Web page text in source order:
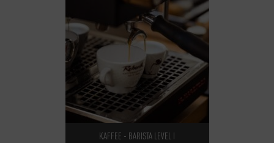
KAFFEE - BARISTA LEVEL I